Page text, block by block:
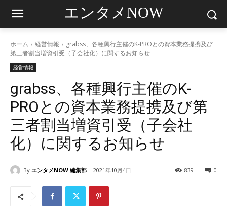
エンタメNOW
ホーム 経営情報
grabss、各種興行主催のK-PROとの資本業務提携及び
第三者割当増資引受（子会社化）に関するお知らせ
経営情報
grabss、各種興行主催のK-
PROとの資本業務提携及び第
三者割当増資引受（子会社
化）に関するお知らせ
By エンタメNOW 編集部 2021年10月4日 0
839